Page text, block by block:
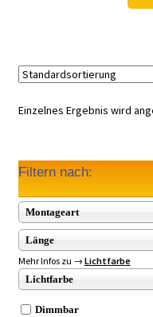
Einzelnes Ergebnis wird
Filtern nach:
Montageart
Länge
Mehr Infos zu → Lichtfarbe
Lichtfarbe
Dimmbar